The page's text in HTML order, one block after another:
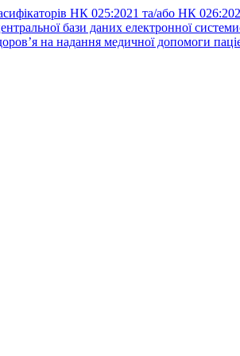
НК 025:2021 та/або НК
бази даних електронної
на надання медичної допомоги